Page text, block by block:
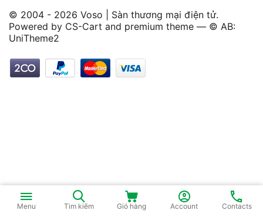
© 2004 - 2026 Voso | Sàn thương mại điện tử.
Powered by CS-Cart and premium theme — © AB:
UniTheme2
Menu Tìm kiếm Giỏ hàng Account Contacts